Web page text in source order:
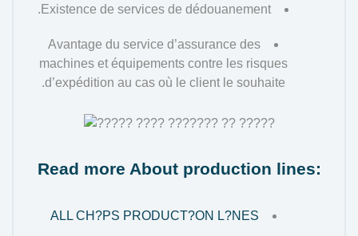
Existence de services de dédouanement.
Avantage du service d’assurance des
machines et équipements contre les risques
d’expédition au cas où le client le souhaite.
Read more About production lines:
ALL CH?PS PRODUCT?ON L?NES